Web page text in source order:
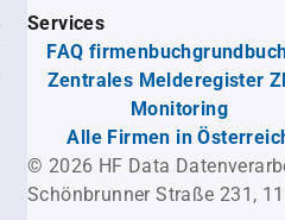
Services
FAQ
Zentrales Melderegister
Monitoring
Alle Firmen in
© 2026 HF Data
Schönbrunner Straße 231,